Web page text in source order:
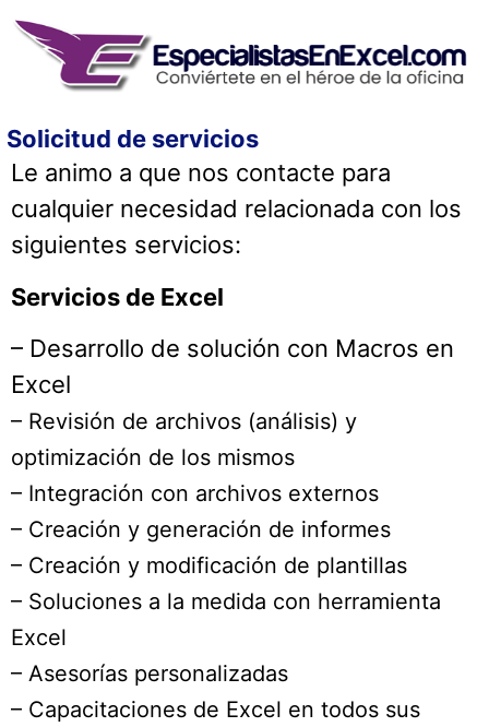
Solicitud de servicios
Le animo a que nos contacte para
cualquier necesidad relacionada con los
siguientes servicios:
Servicios de Excel
– Desarrollo de solución con Macros en
Excel
– Revisión de archivos (análisis) y
optimización de los mismos
– Integración con archivos externos
– Creación y generación de informes
– Creación y modificación de plantillas
– Soluciones a la medida con herramienta
Excel
– Asesorías personalizadas
– Capacitaciones de Excel en todos sus